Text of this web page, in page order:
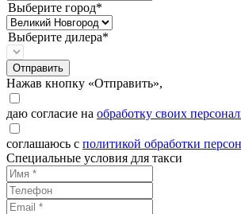
Выберите город*
Выберите дилера*
Отправить
Нажав кнопку «Отправить»,
даю согласие на обработку своих
соглашаюсь с политикой обработки
Специальные условия для такси